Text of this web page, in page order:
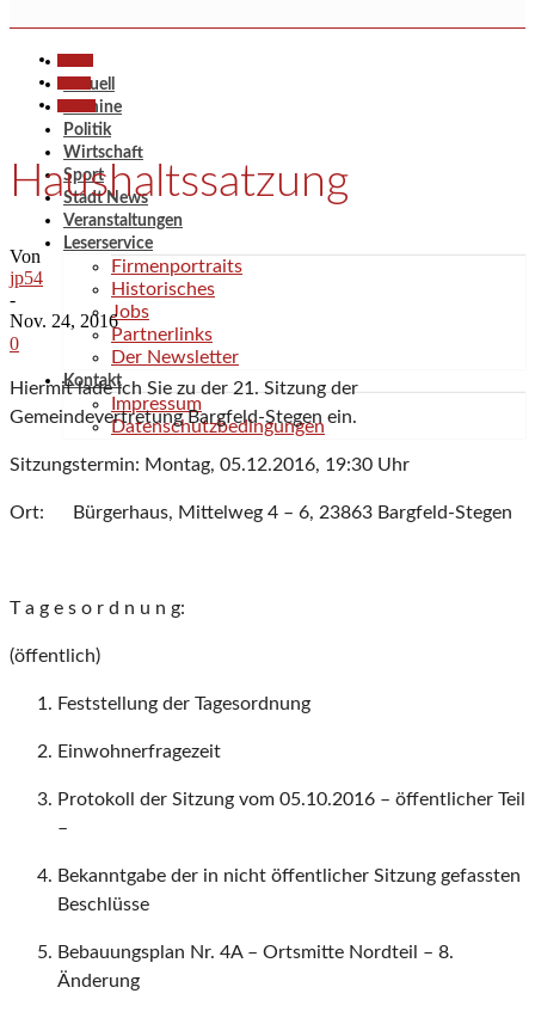
Aktuell
Termine
Politik
Wirtschaft
Sport
Stadt News
Veranstaltungen
Leserservice
Firmenportraits
Historisches
Jobs
Partnerlinks
Der Newsletter
Kontakt
Impressum
Datenschutzbedingungen
Haushaltssatzung
Von
jp54
-
Nov. 24, 2016
0
Hiermit lade ich Sie zu der 21. Sitzung der
Gemeindevertretung Bargfeld-Stegen ein.
Sitzungstermin: Montag, 05.12.2016, 19:30 Uhr
Ort: Bürgerhaus, Mittelweg 4 – 6, 23863 Bargfeld-Stegen
T a g e s o r d n u n g:
(öffentlich)
Feststellung der Tagesordnung
Einwohnerfragezeit
Protokoll der Sitzung vom 05.10.2016 – öffentlicher Teil
–
Bekanntgabe der in nicht öffentlicher Sitzung gefassten
Beschlüsse
Bebauungsplan Nr. 4A – Ortsmitte Nordteil – 8.
Änderung